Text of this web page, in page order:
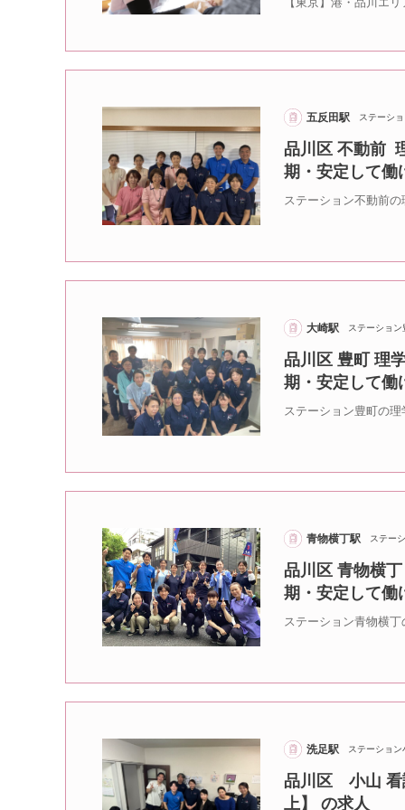
五反田駅 ステーシ
品川区 不動前
期・安定して働
ステーション不動前
大崎駅 ステーション
品川区 豊町 理
期・安定して働
ステーション豊町の
青物横丁駅 ステー
品川区 青物横
期・安定して働
ステーション青物横
洗足駅 ステーション
品川区 小山 看
上】 の求人